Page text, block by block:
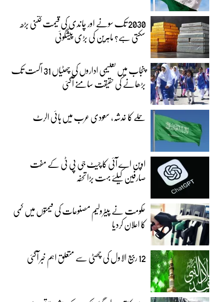
2030 تک سونے اور چاندی کی قیمت کتنی بڑھ
سکتی ہے؟ ماہرین کی بڑی پیشگوئی
پنجاب میں تعلیمی اداروں کی چھٹیاں 31 اگست تک
بڑھانے کی حقیقت سامنے آگئی
حملے کا خدشہ، سعودی عرب میں ہائی الرٹ
اوپن اے آئی کا چیٹ جی پی ٹی کے مفت
صارفین کیلئے بہت بڑا تحفہ
حکومت نے پیٹرولیم مصنوعات کی قیمتوں میں کمی
کا اعلان کردیا
12 ربیع الاول کی چھٹی سے متعلق اہم خبر آگئی